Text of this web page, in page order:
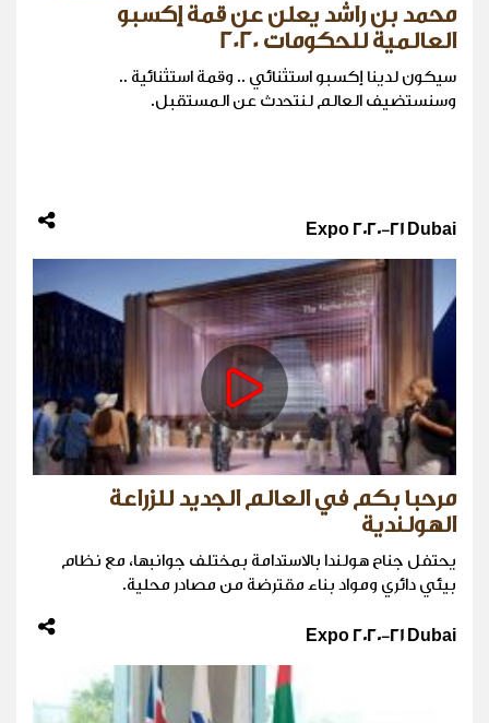
محمد بن راشد يعلن عن قمة إكسبو
العالمية للحكومات 2020
سيكون لدينا إكسبو استثنائي .. وقمة استثنائية ..
وسنستضيف العالم لنتحدث عن المستقبل.
Expo 2020-21 Dubai
مرحبا بكم في العالم الجديد للزراعة
الهولندية
يحتفل جناح هولندا بالاستدامة بمختلف جوانبها، مع نظام
بيئي دائري ومواد بناء مقترضة من مصادر محلية.
Expo 2020-21 Dubai